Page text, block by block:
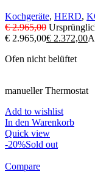
Kochgeräte, HERD,
€2.965,00
€ 2.965,00€ 2.372,00
Ofen nicht belüftet
manueller Thermostat
Add to wishlist
In den Warenkorb
Quick view
-20%Sold out
Compare